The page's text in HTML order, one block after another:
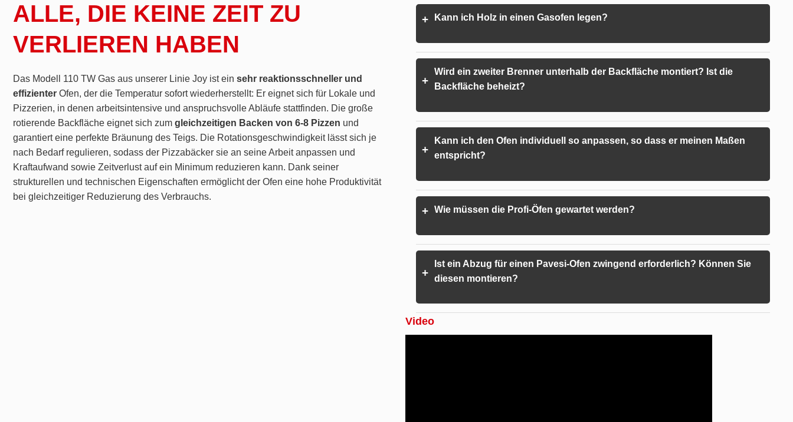
ALLE, DIE KEINE ZEIT ZU
VERLIEREN HABEN
Das Modell 110 TW Gas aus unserer Linie Joy ist ein sehr reaktionsschneller und
effizienter Ofen, der die Temperatur sofort wiederherstellt: Er eignet sich für Lokale und
Pizzerien, in denen arbeitsintensive und anspruchsvolle Abläufe stattfinden. Die große
rotierende Backfläche eignet sich zum gleichzeitigen Backen von 6-8 Pizzen und
garantiert eine perfekte Bräunung des Teigs. Die Rotationsgeschwindigkeit lässt sich je
nach Bedarf regulieren, sodass der Pizzabäcker sie an seine Arbeit anpassen und
Kraftaufwand sowie Zeitverlust auf ein Minimum reduzieren kann. Dank seiner
strukturellen und technischen Eigenschaften ermöglicht der Ofen eine hohe Produktivität
bei gleichzeitiger Reduzierung des Verbrauchs.
+ Kann ich Holz in einen Gasofen legen?
+
Wird ein zweiter Brenner unterhalb der Backfläche montiert? Ist die
Backfläche beheizt?
+
Kann ich den Ofen individuell so anpassen, so dass er meinen Maßen
entspricht?
+ Wie müssen die Profi-Öfen gewartet werden?
+
Ist ein Abzug für einen Pavesi-Ofen zwingend erforderlich? Können Sie
diesen montieren?
Video